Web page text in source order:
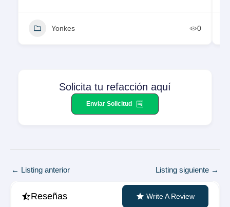
Yonkes 0
Solicita tu refacción aquí
Enviar Solicitud
Navegación
entradas
← Listing anterior Listing siguiente →
Reseñas Write A Review